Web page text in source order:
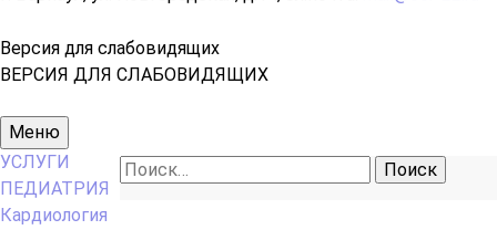
Версия для слабовидящих
ВЕРСИЯ ДЛЯ СЛАБОВИДЯЩИХ
Основное
меню
Меню
Найти:
УСЛУГИ
ПЕДИАТРИЯ
Кардиология